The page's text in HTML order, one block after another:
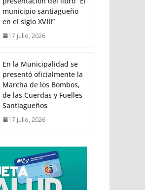
municipio santiagueño
en el siglo XVIII”
17 julio, 2026
En la Municipalidad se
presentó oficialmente la
Marcha de los Bombos,
de las Cuerdas y Fuelles
Santiagueños
17 julio, 2026